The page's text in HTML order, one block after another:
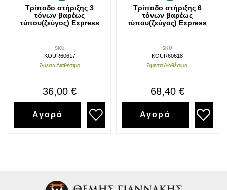
Τρίποδο στήριξης 3
τόνων βαρέως
τύπου(ζεύγος) Express
SKU
KOUR60617
Άμεσα Διαθέσιμο
36,00 €
Αγορά
Τρίποδο στήριξης 6
τόνων βαρέως
τύπου(ζεύγος) Express
SKU
KOUR60618
Άμεσα Διαθέσιμο
68,40 €
Αγορά